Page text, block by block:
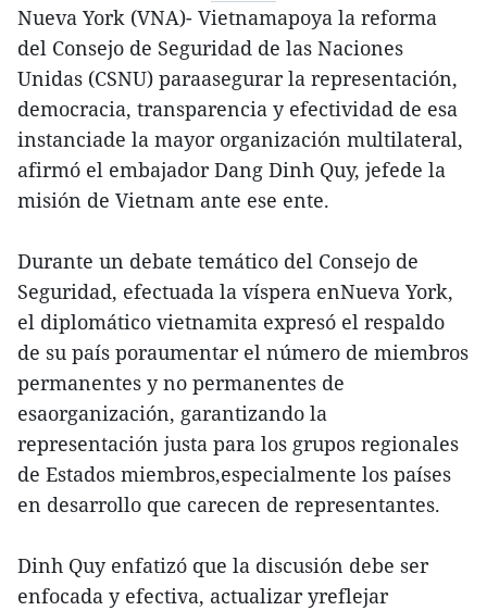
Nueva York (VNA)- Vietnamapoya la reforma
del Consejo de Seguridad de las Naciones
Unidas (CSNU) paraasegurar la representación,
democracia, transparencia y efectividad de esa
instanciade la mayor organización multilateral,
afirmó el embajador Dang Dinh Quy, jefede la
misión de Vietnam ante ese ente.
Durante un debate temático del Consejo de
Seguridad, efectuada la víspera enNueva York,
el diplomático vietnamita expresó el respaldo
de su país poraumentar el número de miembros
permanentes y no permanentes de
esaorganización, garantizando la
representación justa para los grupos regionales
de Estados miembros,especialmente los países
en desarrollo que carecen de representantes.
Dinh Quy enfatizó que la discusión debe ser
enfocada y efectiva, actualizar yreflejar